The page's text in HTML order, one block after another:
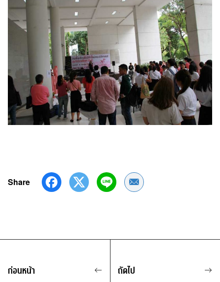
Share Share by Email
ก่อนหน้า ถัดไป